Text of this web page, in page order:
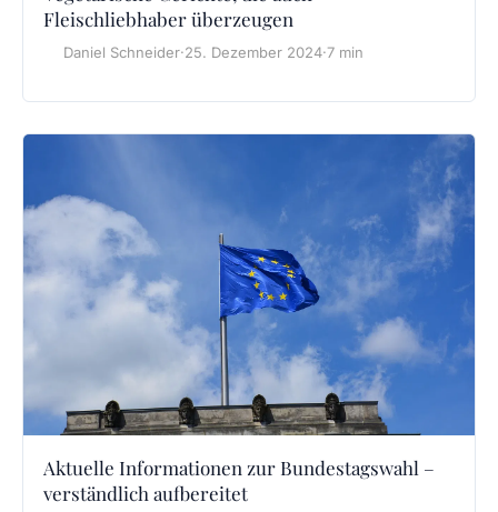
Fleischliebhaber überzeugen
Daniel Schneider·25. Dezember 2024·7 min
Aktuelle Informationen zur Bundestagswahl –
verständlich aufbereitet